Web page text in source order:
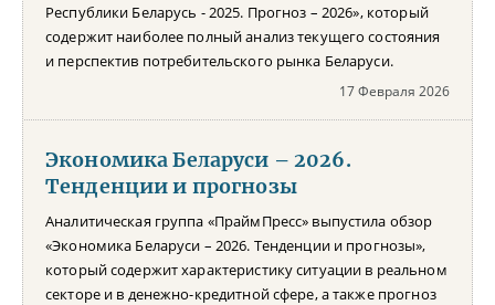
Республики Беларусь - 2025. Прогноз – 2026», который
содержит наиболее полный анализ текущего состояния
и перспектив потребительского рынка Беларуси.
17 Февраля 2026
Экономика Беларуси – 2026.
Тенденции и прогнозы
Аналитическая группа «ПраймПресс» выпустила обзор
«Экономика Беларуси – 2026. Тенденции и прогнозы»,
который содержит характеристику ситуации в реальном
секторе и в денежно-кредитной сфере, а также прогноз